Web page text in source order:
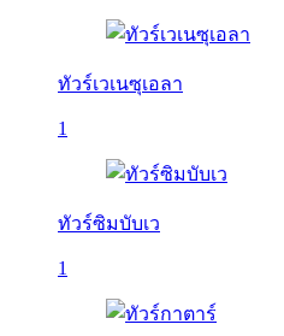
ทัวร์เวเนซุเอลา
1
ทัวร์ซิมบับเว
1